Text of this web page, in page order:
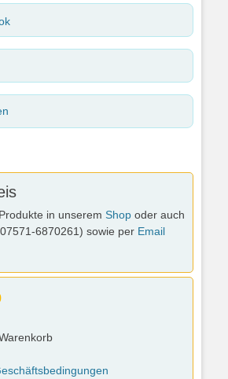
in unserem Shop oder auch
6870261) sowie per Email